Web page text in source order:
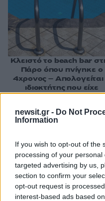
newsit.gr - Do Not
Information
If you wish to opt-out of the
processing of your
targeted advertising by us,
section to confirm your
opt-out request is
interest-based ads based
Κλειστό το beach bar
Πάρο όπου πνίγηκε ο
4χρονος – Απολογείται
ιδιοκτήτης που είχε
δηλωθεί ως